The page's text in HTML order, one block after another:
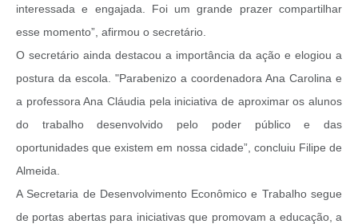
interessada e engajada. Foi um grande prazer compartilhar
esse momento”, afirmou o secretário.
O secretário ainda destacou a importância da ação e elogiou a
postura da escola. "Parabenizo a coordenadora Ana Carolina e
a professora Ana Cláudia pela iniciativa de aproximar os alunos
do trabalho desenvolvido pelo poder público e das
oportunidades que existem em nossa cidade”, concluiu Filipe de
Almeida.
A Secretaria de Desenvolvimento Econômico e Trabalho segue
de portas abertas para iniciativas que promovam a educação, a